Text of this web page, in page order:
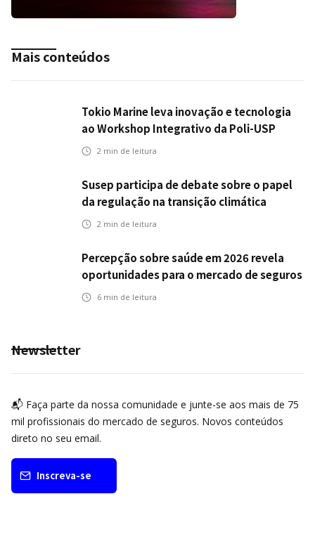
Mais conteúdos
Tokio Marine leva inovação e tecnologia
ao Workshop Integrativo da Poli-USP
2 min de leitura
Susep participa de debate sobre o papel
da regulação na transição climática
2 min de leitura
Percepção sobre saúde em 2026 revela
oportunidades para o mercado de seguros
ampliar cobertura e prevenção
6 min de leitura
Newsletter
📬 Faça parte da nossa comunidade e junte-se aos mais de 75
mil profissionais do mercado de seguros. Novos conteúdos
direto no seu email.
Inscreva-se